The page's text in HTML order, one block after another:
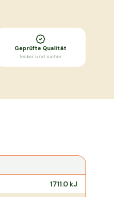
Geprüfte Qualität
lecker und sicher
1711.0 kJ